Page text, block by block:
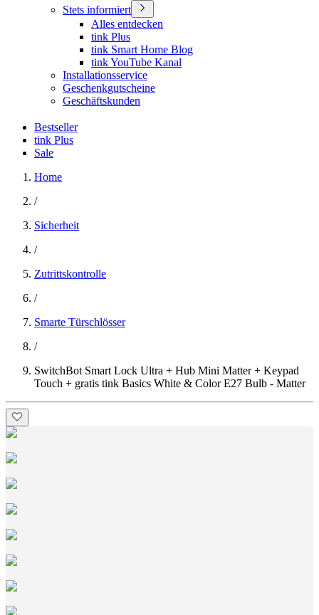
Stets informiert
Alles entdecken
tink Plus
tink Smart Home Blog
tink YouTube Kanal
Installationsservice
Geschenkgutscheine
Geschäftskunden
Bestseller
tink Plus
Sale
Home
/
Sicherheit
/
Zutrittskontrolle
/
Smarte Türschlösser
/
SwitchBot Smart Lock Ultra + Hub Mini Matter + Keypad
Touch + gratis tink Basics White & Color E27 Bulb - Matter